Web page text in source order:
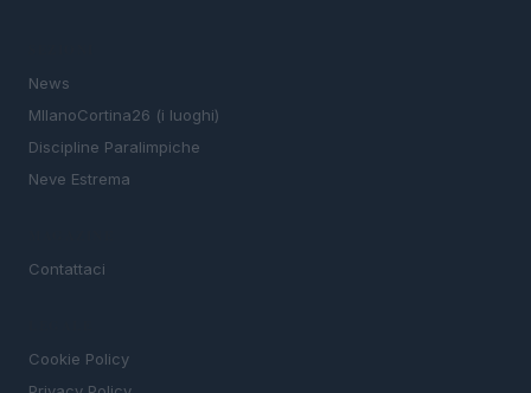
News
MIlanoCortina26 (i luoghi)
Discipline Paralimpiche
Neve Estrema
Contattaci
Cookie Policy